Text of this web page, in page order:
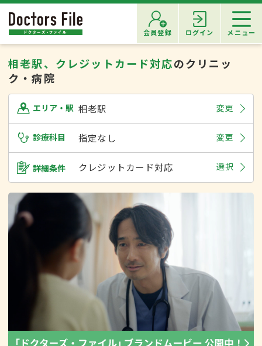
会員登録 ログイン メニュー
相老駅、クレジットカード対応のクリニッ
ク・病院
エリア・駅 相老駅 変更
診療科目 指定なし 変更
詳細条件 クレジットカード対応 選択